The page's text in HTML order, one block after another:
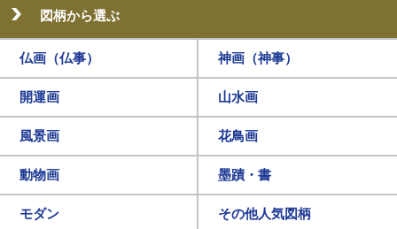
図柄から選ぶ
仏画（仏事） 神画（神事）
開運画 山水画
風景画 花鳥画
動物画 墨蹟・書
モダン その他人気図柄